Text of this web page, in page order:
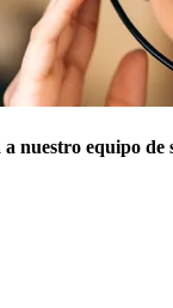
nuestro equipo de